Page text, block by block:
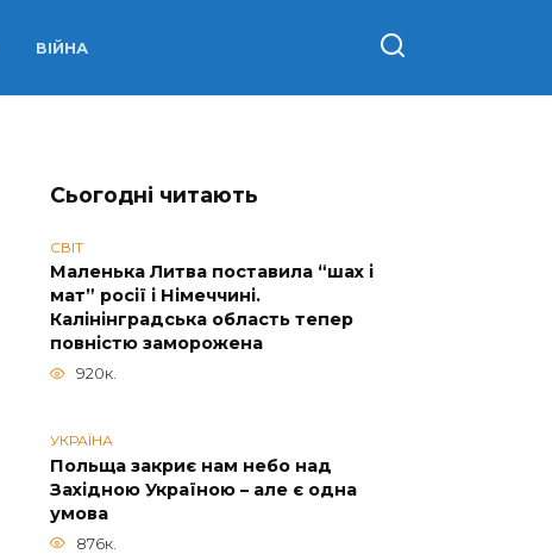
ВІЙНА
Сьогодні читають
СВІТ
Маленька Литва поставила “шах і
мат” росії і Німеччині.
Калінінградська область тепер
повністю заморожена
920к.
УКРАЇНА
Польща закриє нам небо над
Західною Україною – але є одна
умова
876к.